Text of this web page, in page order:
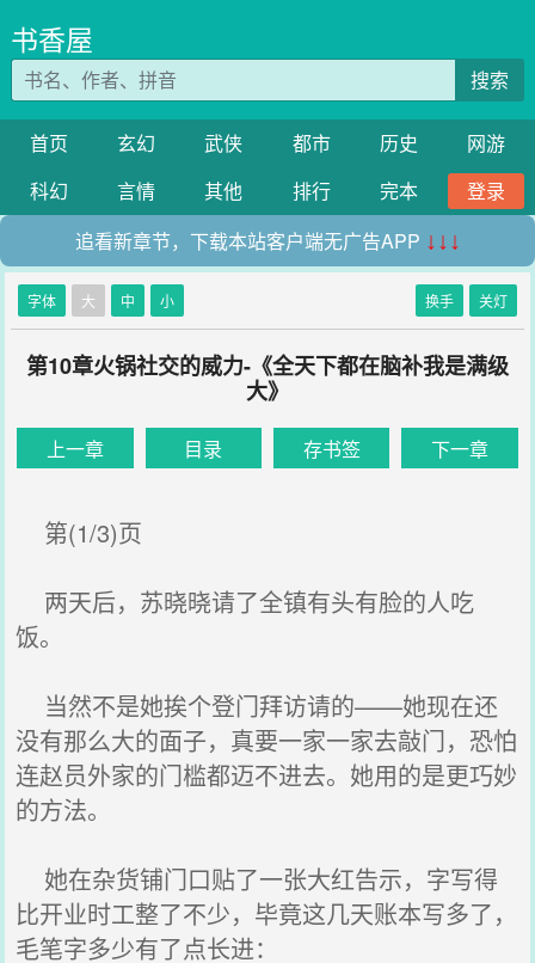
书香屋
搜索
首页 玄幻 武侠 都市 历史
网游
科幻
言情 其他 排行 完本
登录
追看新章节，下载本站客户端无广告APP ↓↓↓
字体 大 中 小 换手 关灯
第10章火锅社交的威力-《全天下都在脑补我是满级
大》
上一章 目录 存书签 下一章
第(1/3)页
两天后，苏晓晓请了全镇有头有脸的人吃
饭。
当然不是她挨个登门拜访请的——她现在还
没有那么大的面子，真要一家一家去敲门，恐怕
连赵员外家的门槛都迈不进去。她用的是更巧妙
的方法。
她在杂货铺门口贴了一张大红告示，字写得
比开业时工整了不少，毕竟这几天账本写多了，
毛笔字多少有了点长进：